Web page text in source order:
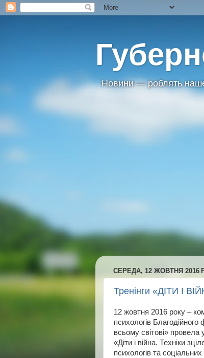
Новини — роблять
СЕРЕДА, 12 ЖОВТНЯ 2016
Тренінги «ДІТИ І
12 жовтня 2016 року –
психологів
всьому світові» провела
«Діти і війна. Техніки
психологів та соціальних